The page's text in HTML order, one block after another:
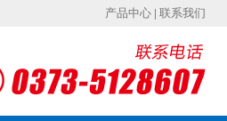
产品中心 | 联系我们